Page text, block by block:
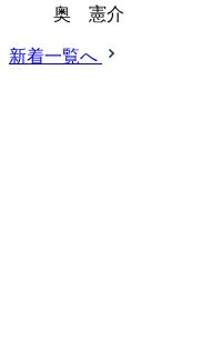
奥 憲介
新着一覧へ